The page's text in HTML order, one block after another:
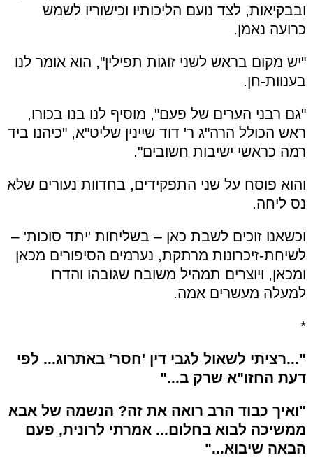
ובבקיאות, לצד נועם הליכותיו וכישוריו לשמש
כרועה נאמן.
"יש מקום בראש לשני זוגות תפילין", הוא אומר לנו
בענוות-חן.
"גם רבני הערים של פעם", מוסיף לנו בנו בכורו,
ראש הכולל הרה"ג ר' דוד שיינין שליט"א, "כיהנו ביד
רמה כראשי ישיבות חשובים".
והוא פוסח על שני התפקידים, בחדוות נעורים שלא
נס ליחה.
וכשאנו זוכים לשבת כאן – בשליחות 'יתד סוכות' –
לשיחת-זיכרונות מרתקת, נערמים הסיפורים מכאן
ומכאן, ויוצרים תמהיל משובח שגובהו והדרו
למעלה מעשרים אמה.
*
"...רציתי לשאול לגבי דין 'חסר' באתרוג... לפי
דעת החזו"א שרק ב..."
"ואיך כבוד הרב רואה את זה? הנשמה של אבא
ממשיכה לבוא בחלום... אמרתי לרונית, פעם
הבאה שיבוא..."